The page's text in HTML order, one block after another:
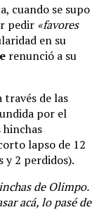
cuando se supo
pedir «favores
en su
renunció a su
de las
por el
hinchas
lapso de 12
y 2 perdidos).
de Olimpo.
acá, lo pasé de